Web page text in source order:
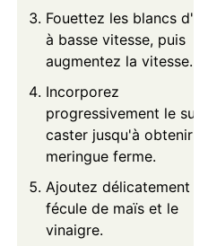
Fouettez les blancs
à basse vitesse, puis
augmentez la vitesse.
Incorporez
progressivement le
caster jusqu'à obtenir
meringue ferme.
Ajoutez délicatement la
fécule de maïs et le
vinaigre.